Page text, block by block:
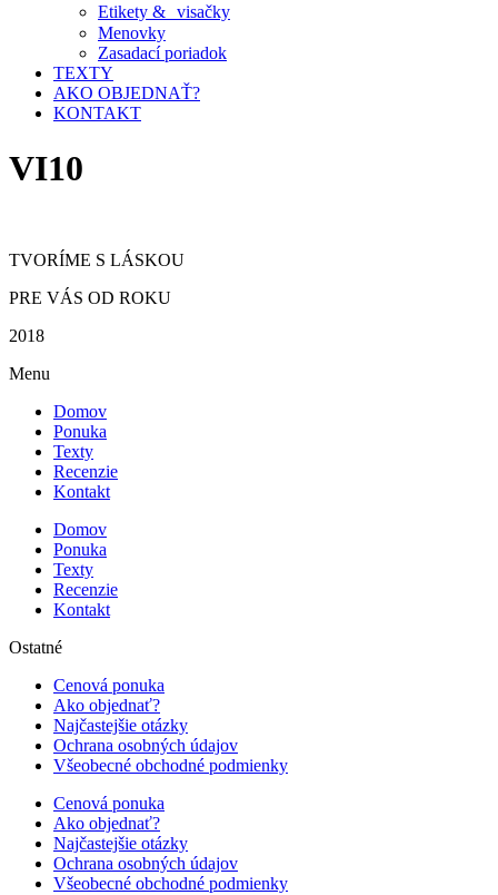
Etikety & visačky
Menovky
Zasadací poriadok
TEXTY
AKO OBJEDNAŤ?
KONTAKT
VI10
TVORÍME S LÁSKOU
PRE VÁS OD ROKU
2018
Menu
Domov
Ponuka
Texty
Recenzie
Kontakt
Domov
Ponuka
Texty
Recenzie
Kontakt
Ostatné
Cenová ponuka
Ako objednať?
Najčastejšie otázky
Ochrana osobných údajov
Všeobecné obchodné podmienky
Cenová ponuka
Ako objednať?
Najčastejšie otázky
Ochrana osobných údajov
Všeobecné obchodné podmienky